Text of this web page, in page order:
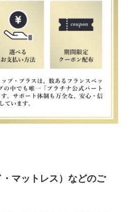
マットレス）などのご